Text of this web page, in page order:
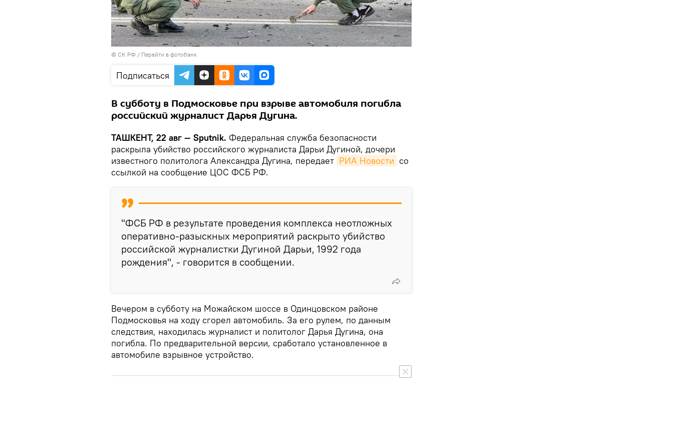
© СК РФ / Перейти в фотобанк
Подписаться
В субботу в Подмосковье при взрыве автомобиля погибла
российский журналист Дарья Дугина.
ТАШКЕНТ, 22 авг — Sputnik. Федеральная служба безопасности
раскрыла убийство российского журналиста Дарьи Дугиной, дочери
известного политолога Александра Дугина, передает РИА Новости со
ссылкой на сообщение ЦОС ФСБ РФ.
"ФСБ РФ в результате проведения комплекса неотложных
оперативно-разыскных мероприятий раскрыто убийство
российской журналистки Дугиной Дарьи, 1992 года
рождения", - говорится в сообщении.
Вечером в субботу на Можайском шоссе в Одинцовском районе
Подмосковья на ходу сгорел автомобиль. За его рулем, по данным
следствия, находилась журналист и политолог Дарья Дугина, она
погибла. По предварительной версии, сработало установленное в
автомобиле взрывное устройство.